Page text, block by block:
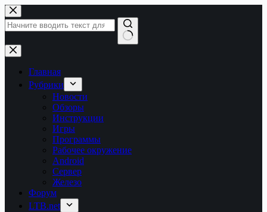
Перейти
к
сути
Ничего
не
найденоГлавная
Рубрики
Новости
Обзоры
Инструкции
Игры
Программы
Рабочее окружение
Android
Сервер
Железо
Форум
LTB.net